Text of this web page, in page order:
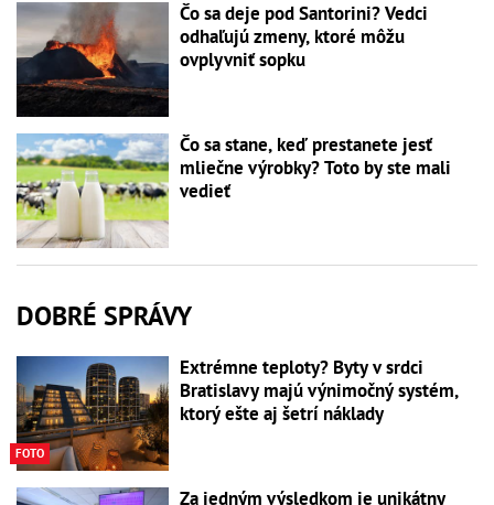
Čo sa deje pod Santorini? Vedci
odhaľujú zmeny, ktoré môžu
ovplyvniť sopku
Čo sa stane, keď prestanete jesť
mliečne výrobky? Toto by ste mali
vedieť
DOBRÉ SPRÁVY
FOTO
Extrémne teploty? Byty v srdci
Bratislavy majú výnimočný systém,
ktorý ešte aj šetrí náklady
Za jedným výsledkom je unikátny